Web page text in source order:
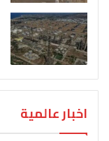
اخبار عالمية